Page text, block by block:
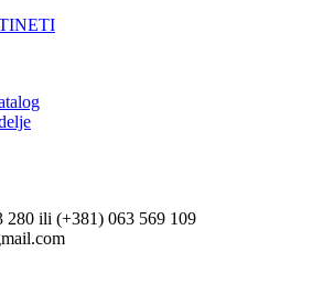
280 ili (+381) 063 569 109